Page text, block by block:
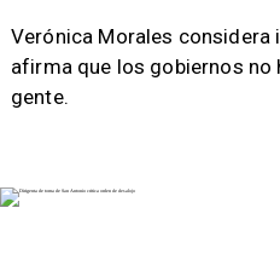
Verónica Morales considera
afirma que los gobiernos no
gente.